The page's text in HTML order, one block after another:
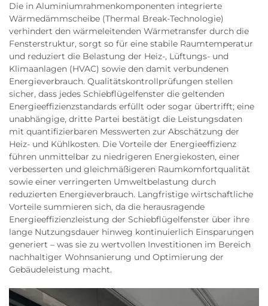
Die in Aluminiumrahmenkomponenten integrierte
Wärmedämmscheibe (Thermal Break-Technologie)
verhindert den wärmeleitenden Wärmetransfer durch die
Fensterstruktur, sorgt so für eine stabile Raumtemperatur
und reduziert die Belastung der Heiz-, Lüftungs- und
Klimaanlagen (HVAC) sowie den damit verbundenen
Energieverbrauch. Qualitätskontrollprüfungen stellen
sicher, dass jedes Schiebflügelfenster die geltenden
Energieeffizienzstandards erfüllt oder sogar übertrifft; eine
unabhängige, dritte Partei bestätigt die Leistungsdaten
mit quantifizierbaren Messwerten zur Abschätzung der
Heiz- und Kühlkosten. Die Vorteile der Energieeffizienz
führen unmittelbar zu niedrigeren Energiekosten, einer
verbesserten und gleichmäßigeren Raumkomfortqualität
sowie einer verringerten Umweltbelastung durch
reduzierten Energieverbrauch. Langfristige wirtschaftliche
Vorteile summieren sich, da die herausragende
Energieeffizienzleistung der Schiebflügelfenster über ihre
lange Nutzungsdauer hinweg kontinuierlich Einsparungen
generiert – was sie zu wertvollen Investitionen im Bereich
nachhaltiger Wohnsanierung und Optimierung der
Gebäudeleistung macht.